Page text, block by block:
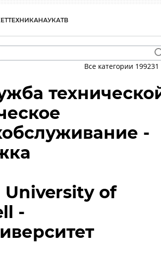
ТЕХНИКАНАУКАТВ
Все категории 199231
-
University of
-